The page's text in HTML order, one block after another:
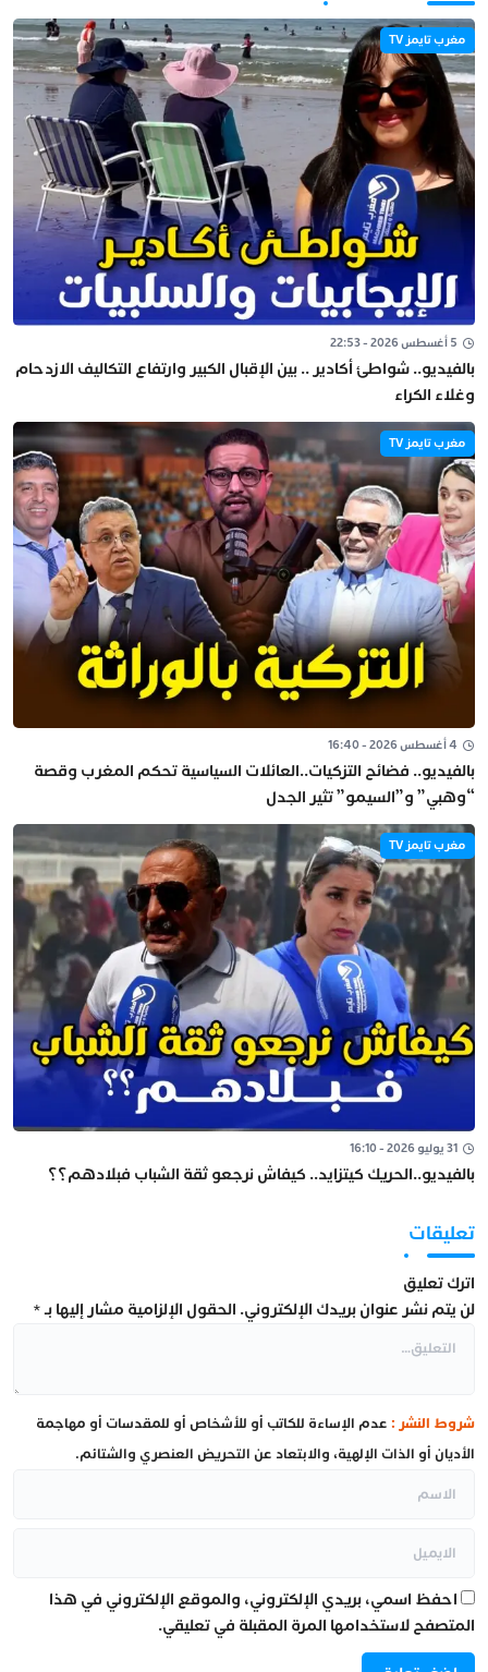
مغرب تايمز TV
5 أغسطس 2026 - 22:53
بالفيديو.. شواطئ أكادير .. بين الإقبال الكبير وارتفاع التكاليف الازدحام
وغلاء الكراء
مغرب تايمز TV
4 أغسطس 2026 - 16:40
بالفيديو.. فضائح التزكيات..العائلات السياسية تحكم المغرب وقصة
“وهبي” و”السيمو” تثير الجدل
مغرب تايمز TV
31 يوليو 2026 - 16:10
بالفيديو..الحريك كيتزايد.. كيفاش نرجعو ثقة الشباب فبلادهم؟؟
تعليقات
اترك تعليق
لن يتم نشر عنوان بريدك الإلكتروني. الحقول الإلزامية مشار إليها بـ*
شروط النشر : عدم الإساءة للكاتب أو للأشخاص أو للمقدسات أو مهاجمة
الأديان أو الذات الإلهية، والابتعاد عن التحريض العنصري والشتائم.
احفظ اسمي، بريدي الإلكتروني، والموقع الإلكتروني في هذا
المتصفح لاستخدامها المرة المقبلة في تعليقي.